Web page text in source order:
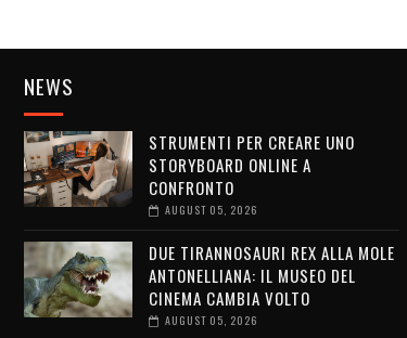
NEWS
STRUMENTI PER CREARE UNO
STORYBOARD ONLINE A
CONFRONTO
AUGUST 05, 2026
DUE TIRANNOSAURI REX ALLA MOLE
ANTONELLIANA: IL MUSEO DEL
CINEMA CAMBIA VOLTO
AUGUST 05, 2026